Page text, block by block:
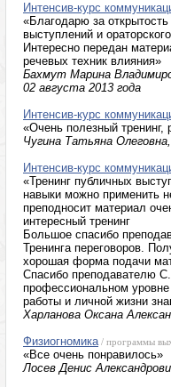
Интенсив-курс
«Благодарю за
выступлений и
Интересно передан
речевых техник влияния»
Бахмут Марина
02 августа 2013 года
Интенсив-курс
«Очень полезный тренинг,
Чугина Татьяна
Интенсив-курс
«Тренинг публичных
навыки можно применить
преподносит материал
интересный тренинг
Большое спасибо
Тренинга переговоров.
хорошая форма подачи
Спасибо преподавателю
профессиональном
работы и личной жизни
Харланова Оксана
Физиогномика / программы
«Все очень понравилось»
Лосев Денис